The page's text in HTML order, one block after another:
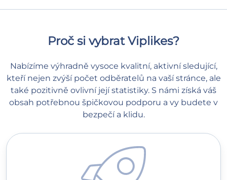
Proč si vybrat Viplikes?
Nabízíme výhradně vysoce kvalitní, aktivní sledující,
kteří nejen zvýší počet odběratelů na vaší stránce, ale
také pozitivně ovlivní její statistiky. S námi získá váš
obsah potřebnou špičkovou podporu a vy budete v
bezpečí a klidu.